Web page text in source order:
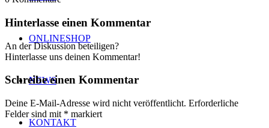
ONLINESHOP
NEWS
KONTAKT
Hinterlasse einen Kommentar
An der Diskussion beteiligen?
Hinterlasse uns deinen Kommentar!
Schreibe einen Kommentar
Deine E-Mail-Adresse wird nicht veröffentlicht. Erforderliche
Felder sind mit * markiert